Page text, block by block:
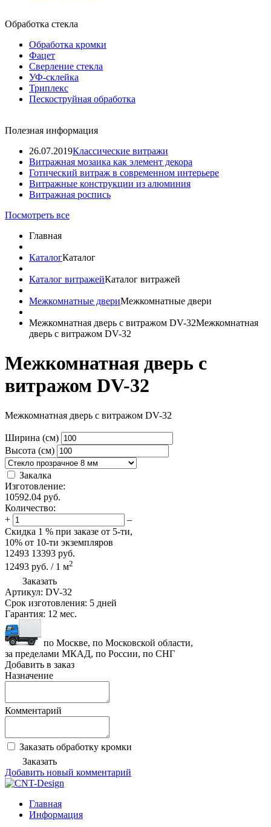
Обработка стекла
Обработка кромки
Фацет
Сверление стекла
УФ-склейка
Триплекс
Пескоструйная обработка
Полезная информация
26.07.2019Классические витражи
Витражная мозаика как элемент декора
Готический витраж в современном интерьере
Витражные конструкции из алюминия
Витражная роспись
Посмотреть все
Главная
КаталогКаталог
Каталог витражейКаталог витражей
Межкомнатные двериМежкомнатные двери
Межкомнатная дверь с витражом DV-32Межкомнатная
дверь с витражом DV-32
Межкомнатная дверь с
витражом DV-32
Межкомнатная дверь с витражом DV-32
Ширина (см)
Высота (см)
Закалка
Изготовление:
10592.04 руб.
Количество:
+
–
Скидка 1 % при заказе от 5-ти,
10% от 10-ти экземпляров
12493 13393 руб.
12493 руб. / 1 м2
Заказать
Артикул: DV-32
Срок изготовления: 5 дней
Гарантия: 12 мес.
по Москве, по Московской области,
за пределами МКАД, по России, по СНГ
Добавить в заказ
Назначение
Комментарий
Заказать обработку кромки
Заказать
Добавить новый комментарий
Главная
Информация